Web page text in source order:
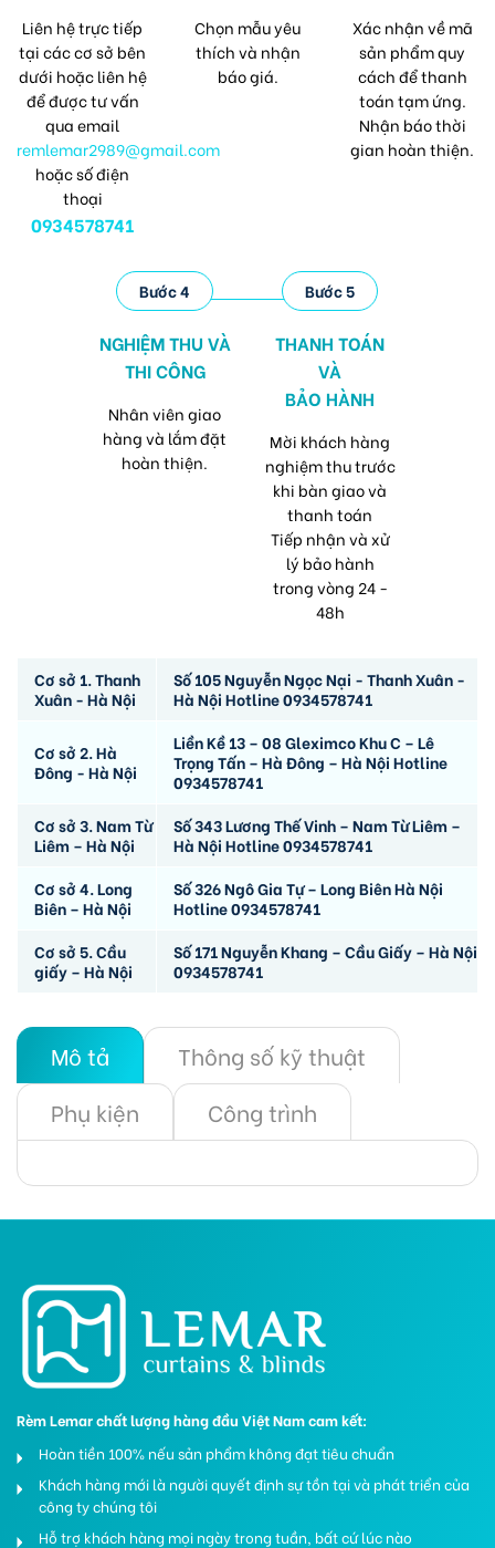
Liên hệ trực tiếp
tại các cơ sở bên
dưới hoặc liên hệ
để được tư vấn
qua email
remlemar2989@gmail.com
hoặc số điện
thoại
0934578741
Chọn mẫu yêu
thích và nhận
báo giá.
Xác nhận về mã
sản phẩm quy
cách để thanh
toán tạm ứng.
Nhận báo thời
gian hoàn thiện.
Bước 4
NGHIỆM THU VÀ
THI CÔNG
Nhân viên giao
hàng và lắm đặt
hoàn thiện.
Bước 5
THANH TOÁN
VÀ
BẢO HÀNH
Mời khách hàng
nghiệm thu trước
khi bàn giao và
thanh toán
Tiếp nhận và xử
lý bảo hành
trong vòng 24 -
48h
Cơ sở 1. Thanh
Xuân - Hà Nội
Số 105 Nguyễn Ngọc Nại - Thanh Xuân -
Hà Nội Hotline 0934578741
Cơ sở 2. Hà
Đông - Hà Nội
Liền Kề 13 – 08 Gleximco Khu C – Lê
Trọng Tấn – Hà Đông – Hà Nội Hotline
0934578741
Cơ sở 3. Nam Từ
Liêm – Hà Nội
Số 343 Lương Thế Vinh – Nam Từ Liêm –
Hà Nội Hotline 0934578741
Cơ sở 4. Long
Biên – Hà Nội
Số 326 Ngô Gia Tự – Long Biên Hà Nội
Hotline 0934578741
Cơ sở 5. Cầu
giấy – Hà Nội
Số 171 Nguyễn Khang – Cầu Giấy – Hà Nội
0934578741
Mô tả
Thông số kỹ thuật
Phụ kiện
Công trình
Rèm Lemar chất lượng hàng đầu Việt Nam cam kết:
Hoàn tiền 100% nếu sản phẩm không đạt tiêu chuẩn
Khách hàng mới là người quyết định sự tồn tại và phát triển của
công ty chúng tôi
Hỗ trợ khách hàng mọi ngày trong tuần, bất cứ lúc nào